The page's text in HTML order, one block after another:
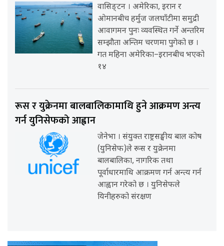
वासिङ्टन । अमेरिका, इरान र
ओमानबीच हर्मुज जलघाँटीमा समुद्री
आवागमन पुनः व्यवस्थित गर्ने अन्तरिम
सम्झौता अन्तिम चरणमा पुगेको छ ।
गत महिना अमेरिका–इरानबीच भएको
१४
रूस र युक्रेनमा बालबालिकामाथि हुने आक्रमण अन्त्य
गर्न युनिसेफको आह्वान
जेनेभा । संयुक्त राष्ट्रसङ्घीय बाल कोष
(युनिसेफ)ले रूस र युक्रेनमा
बालबालिका, नागरिक तथा
पूर्वाधारमाथि आक्रमण गर्न अन्त्य गर्न
आह्वान गरेको छ । युनिसेफले
यिनीहरुको संरक्षण